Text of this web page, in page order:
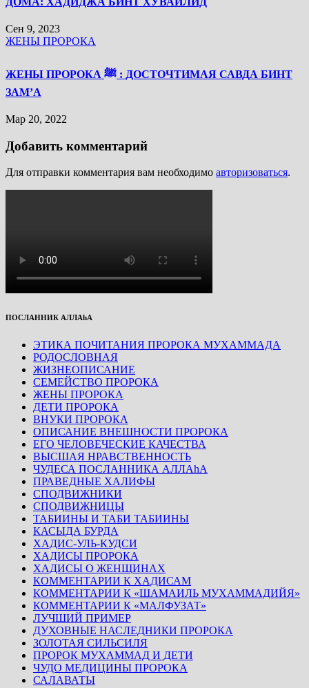
Сен 9, 2023
ЖЕНЫ ПРОРОКА
ЖЕНЫ ПРОРОКА ﷺ : ДОСТОЧТИМАЯ САВДА БИНТ
ЗАМ’А
Мар 20, 2022
Добавить комментарий
Для отправки комментария вам необходимо авторизоваться.
ПОСЛАННИК АЛЛАhА
ЭТИКА ПОЧИТАНИЯ ПРОРОКА МУХАММАДА
РОДОСЛОВНАЯ
ЖИЗНЕОПИСАНИЕ
СЕМЕЙСТВО ПРОРОКА
ЖЕНЫ ПРОРОКА
ДЕТИ ПРОРОКА
ВНУКИ ПРОРОКА
ОПИСАНИЕ ВНЕШНОСТИ ПРОРОКА
ЕГО ЧЕЛОВЕЧЕСКИЕ КАЧЕСТВА
ВЫСШАЯ НРАВСТВЕННОСТЬ
ЧУДЕСА ПОСЛАННИКА АЛЛАhА
ПРАВЕДНЫЕ ХАЛИФЫ
СПОДВИЖНИКИ
СПОДВИЖНИЦЫ
ТАБИИНЫ И ТАБИ ТАБИИНЫ
КАСЫДА БУРДА
ХАДИС-УЛЬ-КУДСИ
ХАДИСЫ ПРОРОКА
ХАДИСЫ О ЖЕНЩИНАХ
КОММЕНТАРИИ К ХАДИСАМ
КОММЕНТАРИИ К «ШАМАИЛЬ МУХАММАДИЙЯ»
КОММЕНТАРИИ К «МАЛФУЗАТ»
ЛУЧШИЙ ПРИМЕР
ДУХОВНЫЕ НАСЛЕДНИКИ ПРОРОКА
ЗОЛОТАЯ СИЛЬСИЛЯ
ПРОРОК МУХАММАД И ДЕТИ
ЧУДО МЕДИЦИНЫ ПРОРОКА
САЛАВАТЫ